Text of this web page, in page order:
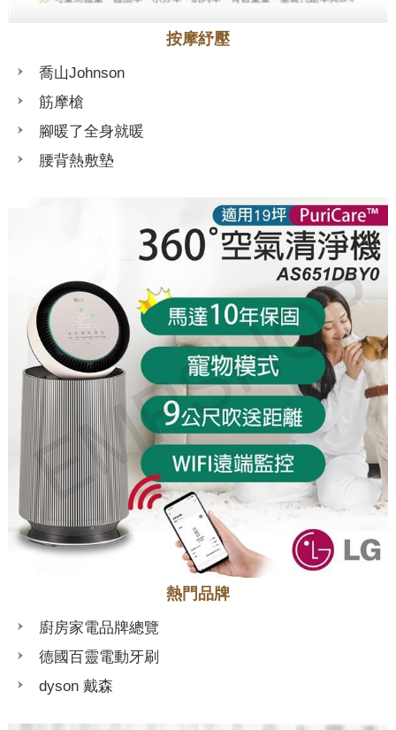
按摩紓壓
喬山Johnson
筋摩槍
腳暖了全身就暖
腰背熱敷墊
熱門品牌
廚房家電品牌總覽
德國百靈電動牙刷
dyson 戴森